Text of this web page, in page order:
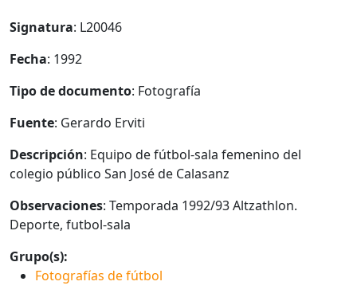
Signatura: L20046
Fecha: 1992
Tipo de documento: Fotografía
Fuente: Gerardo Erviti
Descripción: Equipo de fútbol-sala femenino del
colegio público San José de Calasanz
Observaciones: Temporada 1992/93 Altzathlon.
Deporte, futbol-sala
Grupo(s):
Fotografías de fútbol